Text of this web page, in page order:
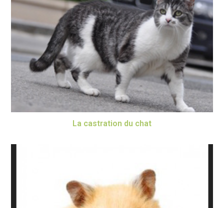
La castration du chat